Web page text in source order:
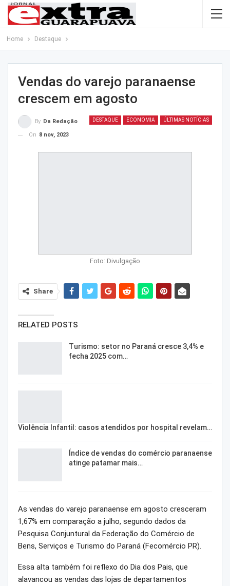
Home Destaque
Vendas do varejo paranaense
crescem em agosto
DESTAQUE ECONOMIA ÚLTIMAS NOTÍCIAS
By Da Redação
On 8 nov, 2023
Foto: Divulgação
Share
RELATED POSTS
Turismo: setor no Paraná cresce 3,4% e
fecha 2025 com…
Violência Infantil: casos atendidos por hospital revelam…
Índice de vendas do comércio paranaense
atinge patamar mais…
As vendas do varejo paranaense em agosto cresceram
1,67% em comparação a julho, segundo dados da
Pesquisa Conjuntural da Federação do Comércio de
Bens, Serviços e Turismo do Paraná (Fecomércio PR).
Essa alta também foi reflexo do Dia dos Pais, que
alavancou as vendas das lojas de departamentos